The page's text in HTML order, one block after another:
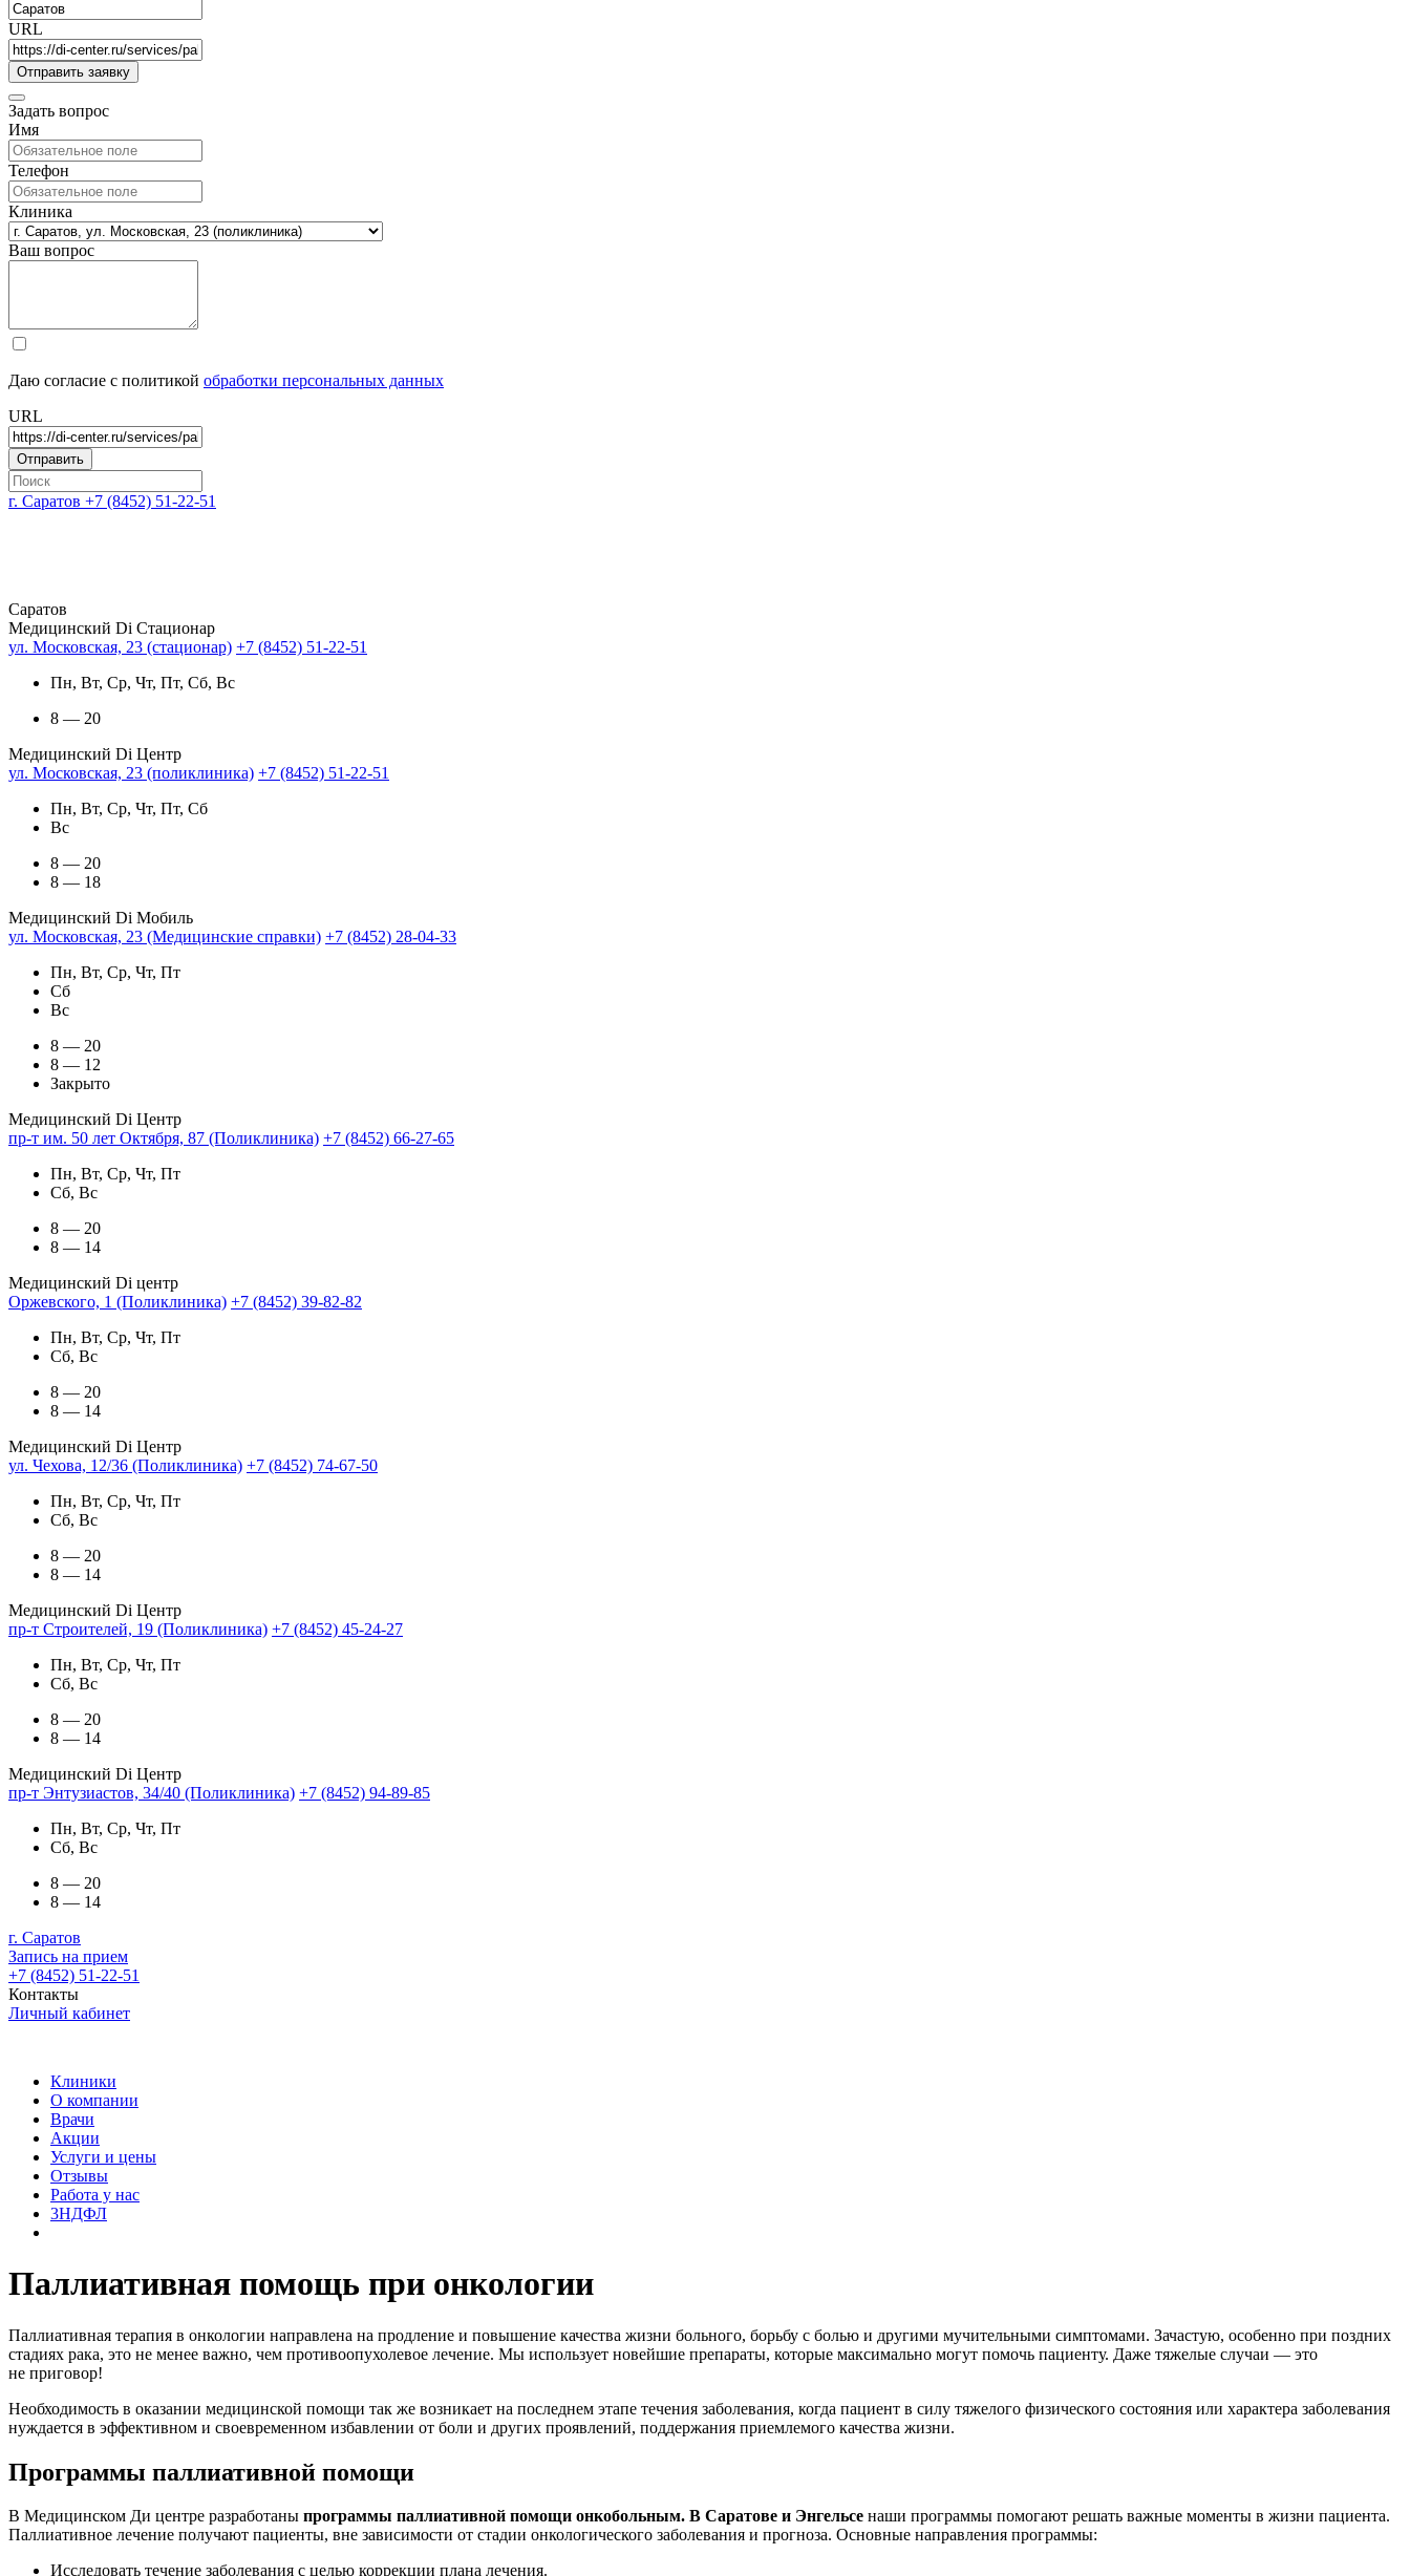
URL
Задать вопрос
Имя
Телефон
Клиника
Ваш вопрос
Даю согласие с политикой обработки персональных данных
URL
г. Саратов +7 (8452) 51-22-51
Саратов
Медицинский Di Стационар
ул. Московская, 23 (стационар) +7 (8452) 51-22-51
Пн, Вт, Ср, Чт, Пт, Сб, Вс
8 — 20
Медицинский Di Центр
ул. Московская, 23 (поликлиника) +7 (8452) 51-22-51
Пн, Вт, Ср, Чт, Пт, Сб
Вс
8 — 20
8 — 18
Медицинский Di Мобиль
ул. Московская, 23 (Медицинские справки) +7 (8452) 28-04-33
Пн, Вт, Ср, Чт, Пт
Сб
Вс
8 — 20
8 — 12
Закрыто
Медицинский Di Центр
пр-т им. 50 лет Октября, 87 (Поликлиника) +7 (8452) 66-27-65
Пн, Вт, Ср, Чт, Пт
Сб, Вс
8 — 20
8 — 14
Медицинский Di центр
Оржевского, 1 (Поликлиника) +7 (8452) 39-82-82
Пн, Вт, Ср, Чт, Пт
Сб, Вс
8 — 20
8 — 14
Медицинский Di Центр
ул. Чехова, 12/36 (Поликлиника) +7 (8452) 74-67-50
Пн, Вт, Ср, Чт, Пт
Сб, Вс
8 — 20
8 — 14
Медицинский Di Центр
пр-т Строителей, 19 (Поликлиника) +7 (8452) 45-24-27
Пн, Вт, Ср, Чт, Пт
Сб, Вс
8 — 20
8 — 14
Медицинский Di Центр
пр-т Энтузиастов, 34/40 (Поликлиника) +7 (8452) 94-89-85
Пн, Вт, Ср, Чт, Пт
Сб, Вс
8 — 20
8 — 14
г. Саратов
Запись на прием
+7 (8452) 51-22-51
Контакты
Личный кабинет
Клиники
О компании
Врачи
Акции
Услуги и цены
Отзывы
Работа у нас
3НДФЛ
Паллиативная помощь при онкологии
Паллиативная терапия в онкологии направлена на продление и повышение качества жизни больного, борьбу с болью и другими мучительными симптомами. Зачастую, особенно при поздних
стадиях рака, это не менее важно, чем противоопухолевое лечение. Мы использует новейшие препараты, которые максимально могут помочь пациенту. Даже тяжелые случаи — это
не приговор!
Необходимость в оказании медицинской помощи так же возникает на последнем этапе течения заболевания, когда пациент в силу тяжелого физического состояния или характера заболевания
нуждается в эффективном и своевременном избавлении от боли и других проявлений, поддержания приемлемого качества жизни.
Программы паллиативной помощи
В Медицинском Ди центре разработаны программы паллиативной помощи онкобольным. В Саратове и Энгельсе наши программы помогают решать важные моменты в жизни пациента.
Паллиативное лечение получают пациенты, вне зависимости от стадии онкологического заболевания и прогноза. Основные направления программы:
Исследовать течение заболевания с целью коррекции плана лечения.